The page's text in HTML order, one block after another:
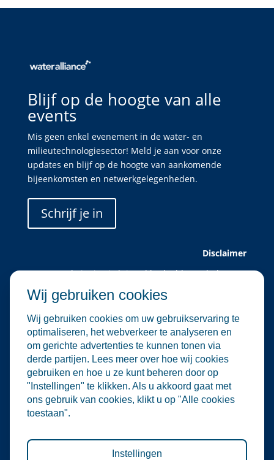
Blijf op de hoogte van alle
events
Mis geen enkel evenement in de water- en
milieutechnologiesector! Meld je aan voor onze
updates en blijf op de hoogte van aankomende
bijeenkomsten en netwerkgelegenheden.
Schrijf je in
Disclaimer
Deze website is uitsluitend bedoeld voor leden van
Water Alliance biedt dit platform aan om relevante
evenementen in de water- en
milieutechnologiesector te verzamelen en onder de
aandacht te brengen. Hoewel wij zorgvuldig omgaan
met de selectie en plaatsing van evenementen, zijn
wij niet verantwoordelijk voor de organisatie of
inhoud van externe evenementen.
De informatie op deze website is informatief van
aard. Er kunnen geen rechten worden ontleend aan
de inhoud van deze site, noch aan deelname aan de
geen enkele aansprakelijkheid voor directe of
indirecte schade die voortvloeit uit het gebruik van
Wij gebruiken cookies
Wij gebruiken cookies om uw gebruikservaring te
optimaliseren, het webverkeer te analyseren en
om gerichte advertenties te kunnen tonen via
derde partijen. Lees meer over hoe wij cookies
gebruiken en hoe u ze kunt beheren door op
"Instellingen" te klikken. Als u akkoord gaat met
ons gebruik van cookies, klikt u op "Alle cookies
toestaan".
Instellingen